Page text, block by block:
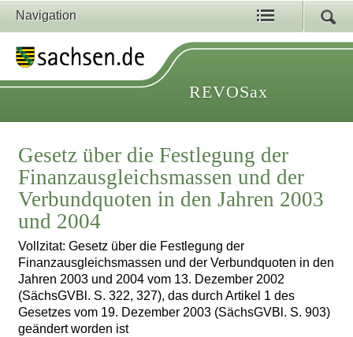
Navigation
REVOSax
Gesetz über die Festlegung der
Finanzausgleichsmassen und der
Verbundquoten in den Jahren 2003
und 2004
Vollzitat: Gesetz über die Festlegung der
Finanzausgleichsmassen und der Verbundquoten in den
Jahren 2003 und 2004 vom 13. Dezember 2002
(SächsGVBl. S. 322, 327), das durch Artikel 1 des
Gesetzes vom 19. Dezember 2003 (SächsGVBl. S. 903)
geändert worden ist